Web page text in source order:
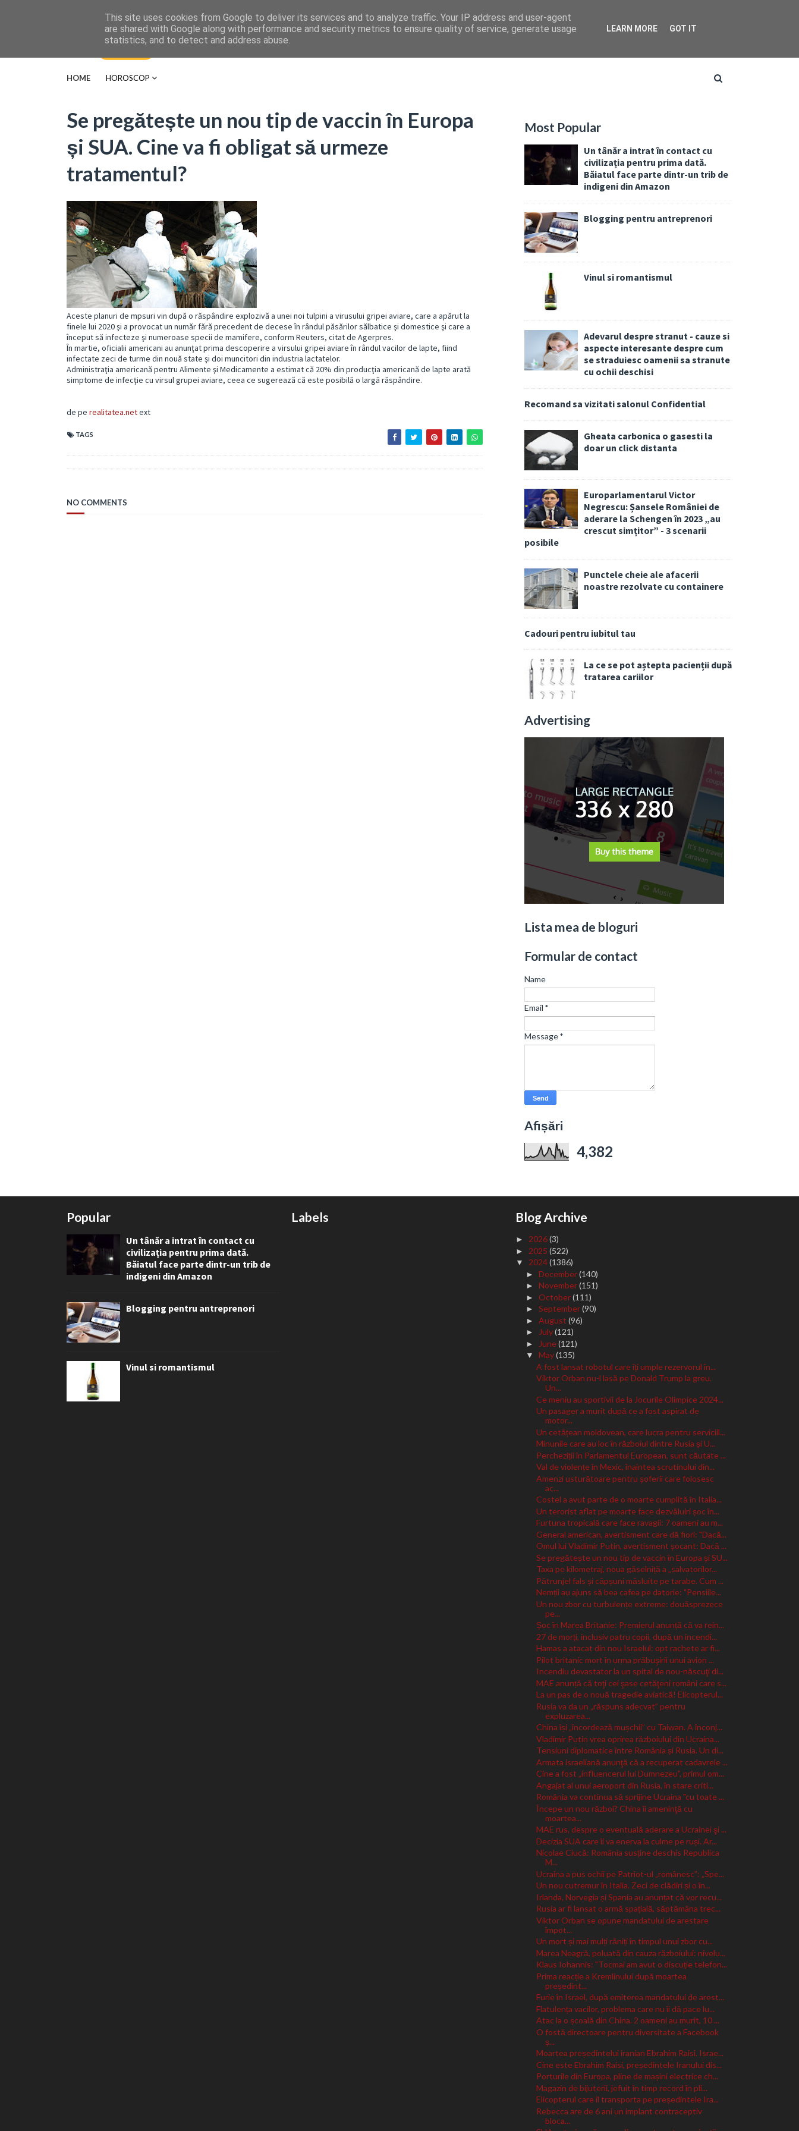
HOME HOROSCOP
Se pregătește un nou tip de vaccin în Europa
și SUA. Cine va fi obligat să urmeze
tratamentul?
Aceste planuri de mpsuri vin după o răspândire explozivă a unei noi tulpini a virusului gripei aviare, care a apărut la
finele lui 2020 şi a provocat un număr fără precedent de decese în rândul păsărilor sălbatice şi domestice şi care a
început să infecteze şi numeroase specii de mamifere, conform Reuters, citat de Agerpres.
În martie, oficialii americani au anunţat prima descoperire a virsului gripei aviare în rândul vacilor de lapte, fiind
infectate zeci de turme din nouă state şi doi muncitori din industria lactatelor.
Administraţia americană pentru Alimente şi Medicamente a estimat că 20% din producţia americană de lapte arată
simptome de infecţie cu virsul grupei aviare, ceea ce sugerează că este posibilă o largă răspândire.
de pe realitatea.netext
TAGS
NO COMMENTS
Most Popular
Un tânăr a intrat în contact cu
civilizația pentru prima dată.
Băiatul face parte dintr-un trib de
indigeni din Amazon
Blogging pentru antreprenori
Vinul si romantismul
Adevarul despre stranut - cauze si
aspecte interesante despre cum
se straduiesc oamenii sa stranute
cu ochii deschisi
Recomand sa vizitati salonul Confidential
Gheata carbonica o gasesti la
doar un click distanta
Europarlamentarul Victor
Negrescu: Șansele României de
aderare la Schengen în 2023 „au
crescut simțitor” - 3 scenarii
posibile
Punctele cheie ale afacerii
noastre rezolvate cu containere
Cadouri pentru iubitul tau
La ce se pot aștepta pacienții după
tratarea cariilor
Advertising
Lista mea de bloguri
Formular de contact
Name
Email *
Message*
Afișări
4,382
Popular
Un tânăr a intrat în contact cu
civilizația pentru prima dată.
Băiatul face parte dintr-un trib de
indigeni din Amazon
Blogging pentru antreprenori
Vinul si romantismul
Labels Blog Archive
►2026(3)
► 2025(522)
▼2024(1386)
►December(140)
►November(151)
►October(111)
►September(90)
►August(96)
►July(121)
► June(121)
▼May(135)
A fost lansat robotul care îți umple rezervorul în...
Viktor Orban nu-l lasă pe Donald Trump la greu.
Un...
Ce meniu au sportivii de la Jocurile Olimpice 2024...
Un pasager a murit după ce a fost aspirat de
motor...
Un cetățean moldovean, care lucra pentru serviciil...
Minunile care au loc în războiul dintre Rusia și U...
Percheziții în Parlamentul European, sunt căutate ...
Val de violențe în Mexic, înaintea scrutinului din...
Amenzi usturătoare pentru șoferii care folosesc
ac...
Costel a avut parte de o moarte cumplită în Italia...
Un terorist aflat pe moarte face dezvăluiri șoc în...
Furtuna tropicală care face ravagii: 7 oameni au m...
General american, avertisment care dă fiori: "Dacă...
Omul lui Vladimir Putin, avertisment șocant: Dacă ...
Se pregătește un nou tip de vaccin în Europa și SU...
Taxa pe kilometraj, noua găselniță a „salvatorilor...
Pătrunjel fals și căpșuni măsluite pe tarabe. Cum ...
Nemții au ajuns să bea cafea pe datorie: "Pensiile...
Un nou zbor cu turbulențe extreme: douăsprezece
pe...
Șoc în Marea Britanie: Premierul anunță că va rein...
27 de morți, inclusiv patru copii, după un incendi...
Hamas a atacat din nou Israelul: opt rachete ar fi...
Pilot britanic mort în urma prăbuşirii unui avion ...
Incendiu devastator la un spital de nou-născuţi di...
MAE anunță că toţi cei şase cetăţeni români care s...
La un pas de o nouă tragedie aviatică! Elicopterul...
Rusia va da un „răspuns adecvat” pentru
expluzarea...
China își „încordează mușchii” cu Taiwan. A înconj...
Vladimir Putin vrea oprirea războiului din Ucraina...
Tensiuni diplomatice între România și Rusia. Un di...
Armata israeliană anunţă că a recuperat cadavrele ...
Cine a fost „influencerul lui Dumnezeu”, primul om...
Angajat al unui aeroport din Rusia, în stare criti...
România va continua să sprijine Ucraina "cu toate ...
Începe un nou război? China îi ameninţă cu
moartea...
MAE rus, despre o eventuală aderare a Ucrainei şi ...
Decizia SUA care îi va enerva la culme pe ruși. Ar...
Nicolae Ciucă: România susține deschis Republica
M...
Ucraina a pus ochii pe Patriot-ul „românesc”: „Spe...
Un nou cutremur în Italia. Zeci de clădiri și o în...
Irlanda, Norvegia și Spania au anunțat că vor recu...
Rusia ar fi lansat o armă spațială, săptămâna trec...
Viktor Orban se opune mandatului de arestare
împot...
Un mort și mai mulți răniți în timpul unui zbor cu...
Marea Neagră, poluată din cauza războiului: nivelu...
Klaus Iohannis: "Tocmai am avut o discuție telefon...
Prima reacție a Kremlinului după moartea
președint...
Furie în Israel, după emiterea mandatului de arest...
Flatulența vacilor, problema care nu îi dă pace lu...
Atac la o școală din China. 2 oameni au murit, 10 ...
O fostă directoare pentru diversitate a Facebook
ș...
Moartea președintelui iranian Ebrahim Raisi. Israe...
Cine este Ebrahim Raisi, președintele Iranului dis...
Porturile din Europa, pline de mașini electrice ch...
Magazin de bijuterii, jefuit în timp record în pli...
Elicopterul care îl transporta pe președintele Ira...
Rebecca are de 6 ani un implant contraceptiv
bloca...
This site uses cookies from Google to deliver its services and to analyze traffic. Your IP address and user-agent
are shared with Google along with performance and security metrics to ensure quality of service, generate usage
statistics, and to detect and address abuse.
LEARN MORE GOT IT